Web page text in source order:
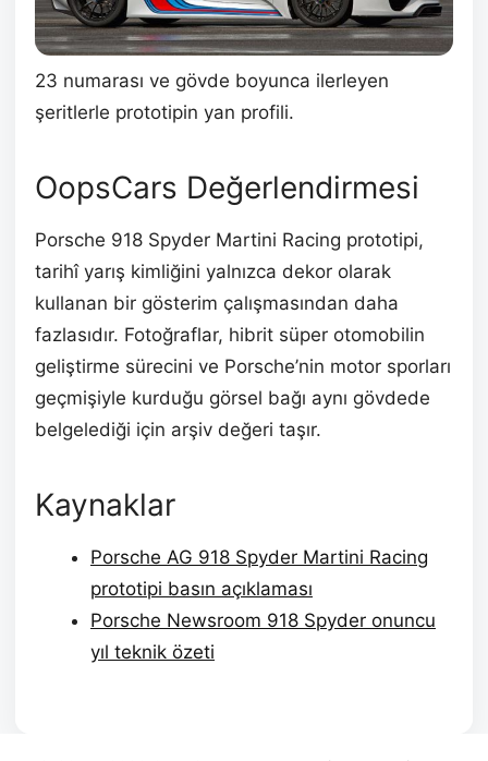
23 numarası ve gövde boyunca ilerleyen
şeritlerle prototipin yan profili.
OopsCars Değerlendirmesi
Porsche 918 Spyder Martini Racing prototipi,
tarihî yarış kimliğini yalnızca dekor olarak
kullanan bir gösterim çalışmasından daha
fazlasıdır. Fotoğraflar, hibrit süper otomobilin
geliştirme sürecini ve Porsche’nin motor sporları
geçmişiyle kurduğu görsel bağı aynı gövdede
belgelediği için arşiv değeri taşır.
Kaynaklar
Porsche AG 918 Spyder Martini Racing
prototipi basın açıklaması
Porsche Newsroom 918 Spyder onuncu
yıl teknik özeti